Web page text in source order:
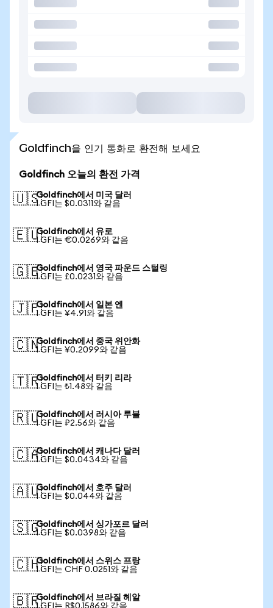
Goldfinch을 인기 통화로 환전해 보세요
Goldfinch 오늘의 환전 가격
🇺🇸Goldfinch에서 미국 달러
1 GFI는 $0.0311와 같음
🇪🇺Goldfinch에서 유로
1 GFI는 €0.0269와 같음
🇬🇧Goldfinch에서 영국 파운드 스털링
1 GFI는 £0.0231와 같음
🇯🇵Goldfinch에서 일본 엔
1 GFI는 ¥4.91와 같음
🇨🇳Goldfinch에서 중국 위안화
1 GFI는 ¥0.2099와 같음
🇹🇷Goldfinch에서 터키 리라
1 GFI는 ₺1.48와 같음
🇷🇺Goldfinch에서 러시아 루블
1 GFI는 ₽2.56와 같음
🇨🇦Goldfinch에서 캐나다 달러
1 GFI는 $0.0434와 같음
🇦🇺Goldfinch에서 호주 달러
1 GFI는 $0.044와 같음
🇸🇬Goldfinch에서 싱가포르 달러
1 GFI는 $0.0398와 같음
🇨🇭Goldfinch에서 스위스 프랑
1 GFI는 CHF 0.0251와 같음
🇧🇷Goldfinch에서 브라질 헤알
1 GFI는 R$0.1586와 같음